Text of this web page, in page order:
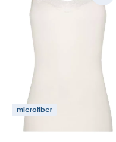
microfiber